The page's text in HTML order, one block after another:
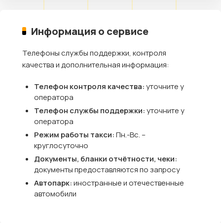
Информация о сервисе
Телефоны службы поддержки, контроля
качества и дополнительная информация:
Телефон контроля качества:уточните у
оператора
Телефон службы поддержки:уточните у
оператора
Режим работы такси:Пн.-Вс. –
круглосуточно
Документы, бланки отчётности, чеки:
документы предоставляются по запросу
Автопарк:иностранные и отечественные
автомобили